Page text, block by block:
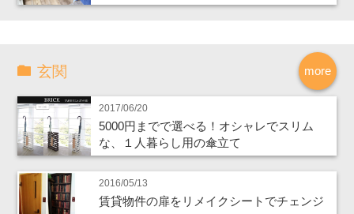
more
玄関
2017/06/20
5000円までで選べる！オシャレでスリム
な、１人暮らし用の傘立て
2016/05/13
賃貸物件の扉をリメイクシートでチェンジ